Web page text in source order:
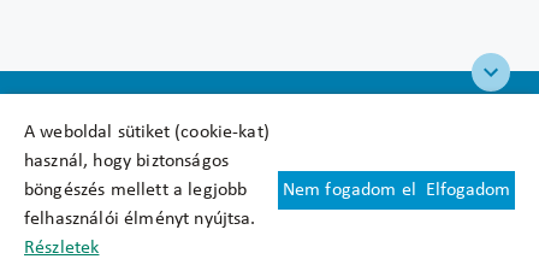
A weboldal sütiket (cookie-kat)
használ, hogy biztonságos
böngészés mellett a legjobb
felhasználói élményt nyújtsa.
Részletek
Nem fogadom el Elfogadom
Felhasználási feltételek